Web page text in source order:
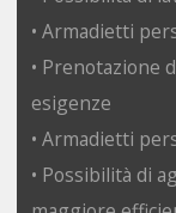
• Armadietti
• Prenotazione
esigenze
• Armadietti
• Possibilità di